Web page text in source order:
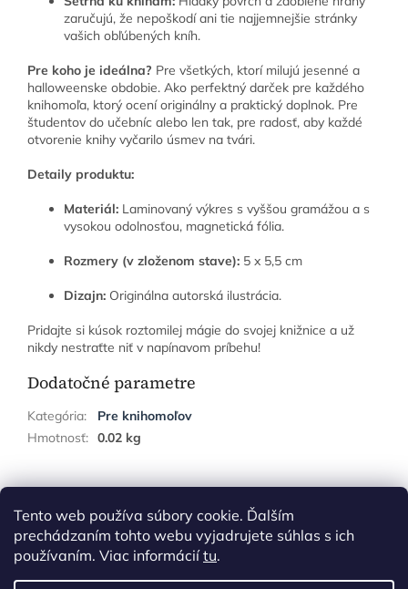
Tento web používa súbory cookie. Ďalším
prechádzaním tohto webu vyjadrujete súhlas s ich
používaním. Viac informáciítu.
zaručujú, že nepoškodí ani tie najjemnejšie stránky
vašich obľúbených kníh.
Pre koho je ideálna? Pre všetkých, ktorí milujú jesenné a
halloweenske obdobie. Ako perfektný darček pre každého
knihomoľa, ktorý ocení originálny a praktický doplnok. Pre
študentov do učebníc alebo len tak, pre radosť, aby každé
otvorenie knihy vyčarilo úsmev na tvári.
Detaily produktu:
Materiál: Laminovaný výkres s vyššou gramážou a s
vysokou odolnosťou, magnetická fólia.
Rozmery (v zloženom stave): 5 x 5,5 cm
Dizajn: Originálna autorská ilustrácia.
Pridajte si kúsok roztomilej mágie do svojej knižnice a už
nikdy nestraťte niť v napínavom príbehu!
Dodatočné parametre
Kategória:
Pre knihomoľov
Hmotnosť: 0.02 kg
Z